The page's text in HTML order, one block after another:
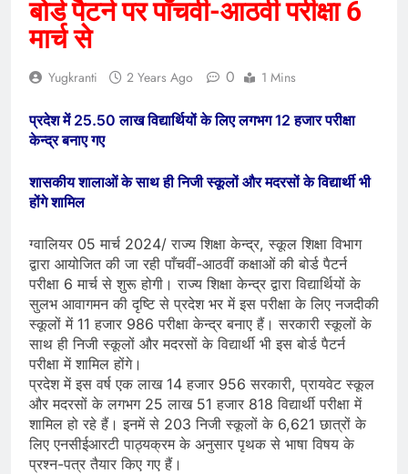
बोर्ड पैटर्न पर पाँचवी-आठवी परीक्षा 6
मार्च से
Yugkranti 2 Years Ago 0 1 Mins
प्रदेश में 25.50 लाख विद्यार्थियों के लिए लगभग 12 हजार परीक्षा
केन्द्र बनाए गए
शासकीय शालाओं के साथ ही निजी स्कूलों और मदरसों के विद्यार्थी भी
होंगे शामिल
ग्वालियर 05 मार्च 2024/ राज्य शिक्षा केन्द्र, स्कूल शिक्षा विभाग
द्वारा आयोजित की जा रही पाँचवीं-आठवीं कक्षाओं की बोर्ड पैटर्न
परीक्षा 6 मार्च से शुरू होगी। राज्य शिक्षा केन्द्र द्वारा विद्यार्थियों के
सुलभ आवागमन की दृष्टि से प्रदेश भर में इस परीक्षा के लिए नजदीकी
स्कूलों में 11 हजार 986 परीक्षा केन्द्र बनाए हैं। सरकारी स्कूलों के
साथ ही निजी स्कूलों और मदरसों के विद्यार्थी भी इस बोर्ड पैटर्न
परीक्षा में शामिल होंगे।
प्रदेश में इस वर्ष एक लाख 14 हजार 956 सरकारी, प्रायवेट स्कूल
और मदरसों के लगभग 25 लाख 51 हजार 818 विद्यार्थी परीक्षा में
शामिल हो रहे हैं। इनमें से 203 निजी स्कूलों के 6,621 छात्रों के
लिए एनसीईआरटी पाठ्यक्रम के अनुसार पृथक से भाषा विषय के
प्रश्न-पत्र तैयार किए गए हैं।